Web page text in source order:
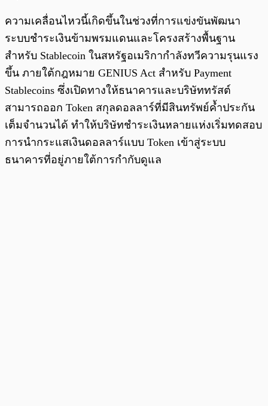
ความเคลื่อนไหวนี้เกิดขึ้นในช่วงที่การแข่งขันพัฒนา
ระบบชำระเงินข้ามพรมแดนและโครงสร้างพื้นฐาน
สำหรับ Stablecoin ในสหรัฐอเมริกากำลังทวีความรุนแรง
ขึ้น ภายใต้กฎหมาย GENIUS Act สำหรับ Payment
Stablecoins ซึ่งเปิดทางให้ธนาคารและบริษัททรัสต์
สามารถออก Token สกุลดอลลาร์ที่มีสินทรัพย์ค้ำประกัน
เต็มจำนวนได้ ทำให้บริษัทชำระเงินหลายแห่งเริ่มทดสอบ
การนำกระแสเงินดอลลาร์แบบ Token เข้าสู่ระบบ
ธนาคารที่อยู่ภายใต้การกำกับดูแล